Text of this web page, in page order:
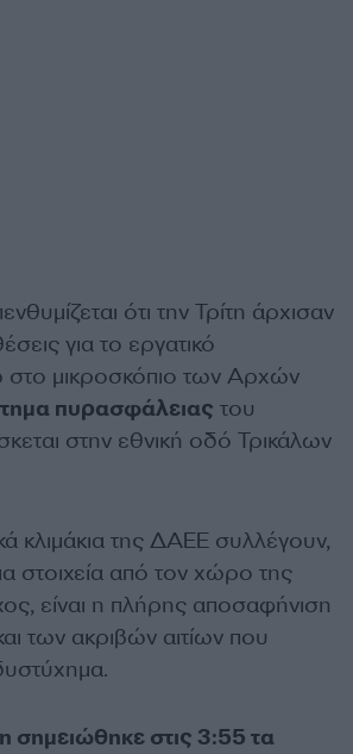
ότι την Τρίτη άρχισαν
για το εργατικό
μικροσκόπιο των Αρχών
πυρασφάλειας του
στην εθνική οδό Τρικάλων
κλιμάκια της ΔΑΕΕ συλλέγουν,
στοιχεία από τον χώρο της
είναι η πλήρης αποσαφήνιση
των ακριβών αιτίων που
σημειώθηκε στις 3:55 τα